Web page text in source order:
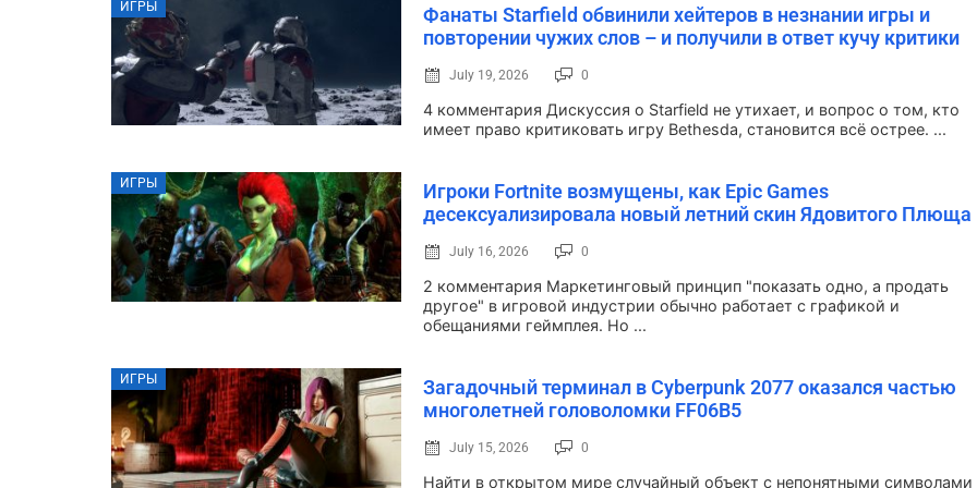
ИГРЫ
Фанаты Starfield обвинили хейтеров в незнании игры и
повторении чужих слов – и получили в ответ кучу критики
July 19, 2026 0
4 комментария Дискуссия о Starfield не утихает, и вопрос о том, кто
имеет право критиковать игру Bethesda, становится всё острее. ...
ИГРЫ
Игроки Fortnite возмущены, как Epic Games
десексуализировала новый летний скин Ядовитого Плюща
July 16, 2026 0
2 комментария Маркетинговый принцип "показать одно, а продать
другое" в игровой индустрии обычно работает с графикой и
обещаниями геймплея. Но ...
ИГРЫ
Загадочный терминал в Cyberpunk 2077 оказался частью
многолетней головоломки FF06B5
July 15, 2026 0
Найти в открытом мире случайный объект с непонятными символами